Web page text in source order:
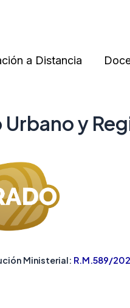
a Distancia
y
Ministerial: R.M.589/